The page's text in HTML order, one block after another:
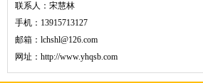
联系人：宋慧林
手机：13915713127
邮箱：lchshl@126.com
网址： http://www.yhqsb.com